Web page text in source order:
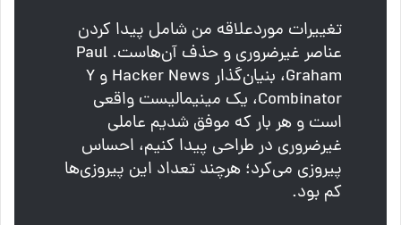
تغییرات موردعلاقه من شامل پیدا کردن
عناصر غیرضروری و حذف آن‌هاست. Paul
Graham، بنیان‌گذار Hacker News و Y
Combinator، یک مینیمالیست واقعی
است و هر بار که موفق شدیم عاملی
غیرضروری در طراحی پیدا کنیم، احساس
پیروزی می‌کرد؛ هرچند تعداد این پیروزی‌ها
کم بود.